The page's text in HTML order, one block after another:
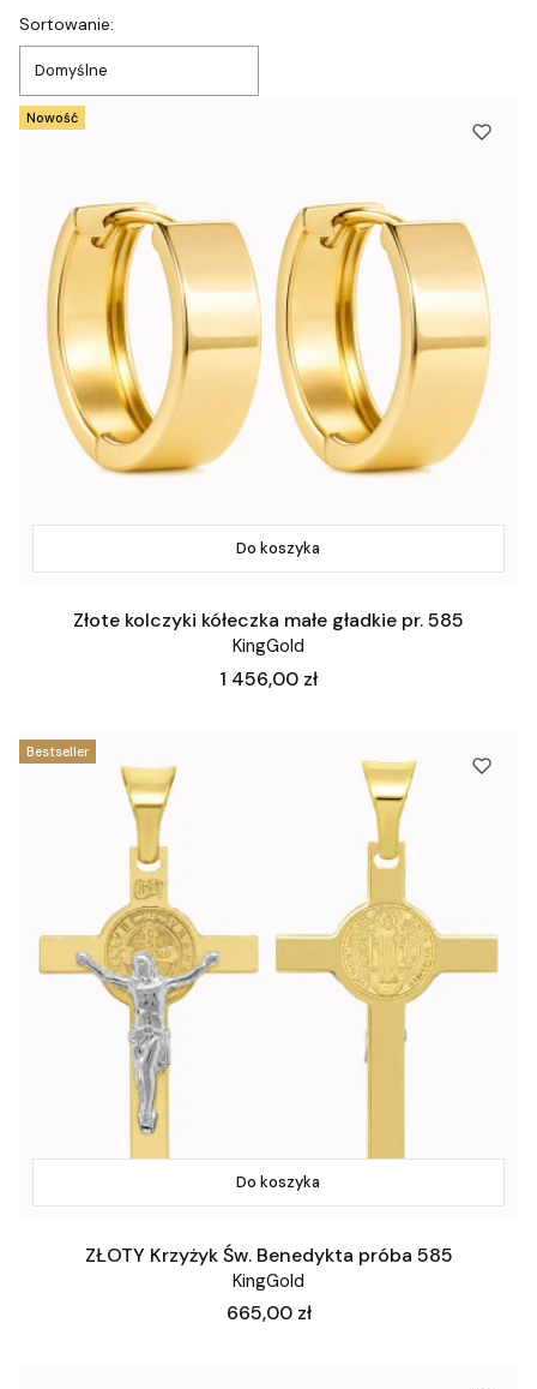
Lista produktów
Sortowanie:
Domyślne
Nowość
Do koszyka
Złote kolczyki kółeczka małe gładkie pr. 585
KingGold
Cena
1 456,00 zł
Bestseller
Do koszyka
ZŁOTY Krzyżyk Św. Benedykta próba 585
KingGold
Cena
665,00 zł